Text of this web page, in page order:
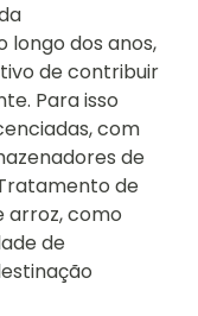
longo dos anos,
de contribuir
Para isso
com
de
de
arroz, como
de